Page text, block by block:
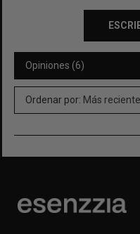
Opiniones (6)
Ordenar por: Más reciente